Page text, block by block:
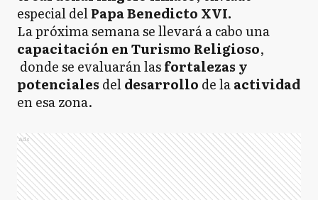
especial delPapa Benedicto XVI.
La próxima semana se llevará a cabo una
capacitación en Turismo Religioso,
donde se evaluarán lasfortalezas y
potenciales deldesarrollo de laactividad
en esa zona.
Ads